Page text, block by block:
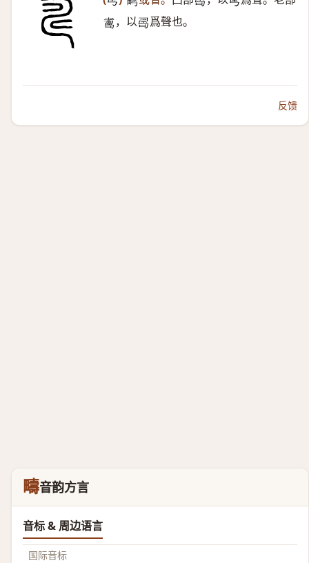
𢏚 𤲮 𠷎 𢏚
𦓃 ，以𠷎 爲聲也。
反馈
疇音韵方言
音标 & 周边语言
国际音标